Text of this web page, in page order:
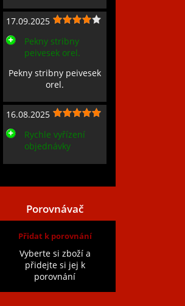
17.09.2025
Pekny stribny
peivesek orel.
Pekny stribny peivesek
orel.
16.08.2025
Rychle vyřízení
objednávky
Porovnávač
Přidat k porovnání
Vyberte si zboží a
přidejte si jej k
porovnání